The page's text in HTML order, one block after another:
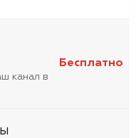
канал в
Бесплатно